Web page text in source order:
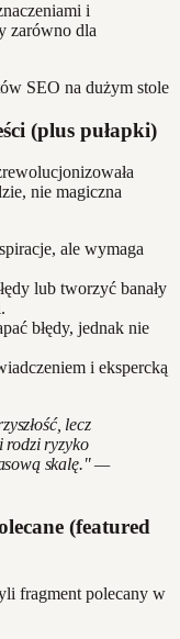
i
zarówno dla
(plus pułapki)
nie magiczna
ale wymaga
lub tworzyć banały
błędy, jednak nie
i ekspercką
lecz
rodzi ryzyko
skalę." —
(featured
fragment polecany w